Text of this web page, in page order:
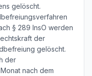
gelöscht.
§ 289 InsO werden
der
gelöscht.
der
nach dem